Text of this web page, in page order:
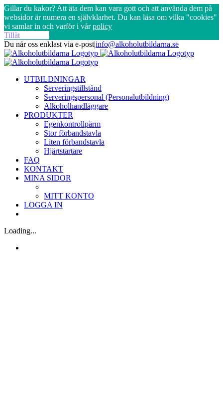
Gillar du kakor? Att äta dem kan vara gott och att använda dem på
websidor är numera en självklarhet. Du kan läsa om vilka "cookies"
vi samlar in och varför i vårpolicy
Tillåt
Fortsätt
till
innehållet
Du når oss enklast via e-post|info@alkoholutbildarna.se
Facebook
X
UTBILDNINGAR
Serveringstillstånd
Serveringspersonal (Personalutbildning)
Alkoholhandläggare
PRODUKTER
Egenkontrollpärm
Stor förbandstavla
Liten förbandstavla
Hjärtstartare
FAQ
KONTAKT
MINA SIDOR
MITT KONTO
LOGGA IN
Loading...